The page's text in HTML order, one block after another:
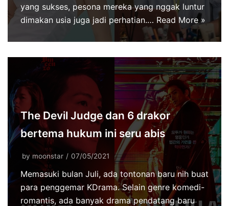
yang sukses, pesona mereka yang nggak luntur
dimakan usia juga jadi perhatian.… Read More »
The Devil Judge dan 6 drakor
bertema hukum ini seru abis
by moonstar 07/05/2021
Memasuki bulan Juli, ada tontonan baru nih buat
para penggemar KDrama. Selain genre komedi-
romantis, ada banyak drama pendatang baru